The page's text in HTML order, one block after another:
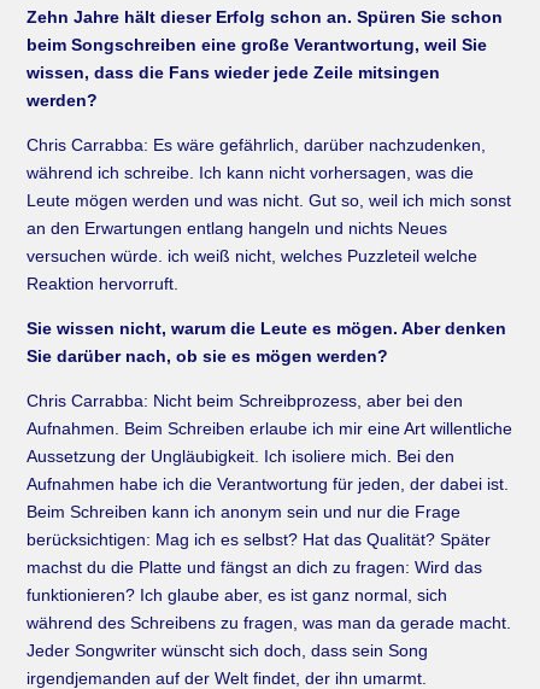
Zehn Jahre hält dieser Erfolg schon an. Spüren Sie schon
beim Songschreiben eine große Verantwortung, weil Sie
wissen, dass die Fans wieder jede Zeile mitsingen
werden?
Chris Carrabba: Es wäre gefährlich, darüber nachzudenken,
während ich schreibe. Ich kann nicht vorhersagen, was die
Leute mögen werden und was nicht. Gut so, weil ich mich sonst
an den Erwartungen entlang hangeln und nichts Neues
versuchen würde. ich weiß nicht, welches Puzzleteil welche
Reaktion hervorruft.
Sie wissen nicht, warum die Leute es mögen. Aber denken
Sie darüber nach, ob sie es mögen werden?
Chris Carrabba: Nicht beim Schreibprozess, aber bei den
Aufnahmen. Beim Schreiben erlaube ich mir eine Art willentliche
Aussetzung der Ungläubigkeit. Ich isoliere mich. Bei den
Aufnahmen habe ich die Verantwortung für jeden, der dabei ist.
Beim Schreiben kann ich anonym sein und nur die Frage
berücksichtigen: Mag ich es selbst? Hat das Qualität? Später
machst du die Platte und fängst an dich zu fragen: Wird das
funktionieren? Ich glaube aber, es ist ganz normal, sich
während des Schreibens zu fragen, was man da gerade macht.
Jeder Songwriter wünscht sich doch, dass sein Song
irgendjemanden auf der Welt findet, der ihn umarmt.